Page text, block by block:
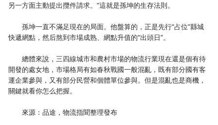
另一方面主動提出攬件請求。”這就是孫坤的生存法則。
孫坤一直不滿足現在的局面。他盤算的，正是先行“占位”縣城
快遞網點，然后熬到市場成熟、網點升值的“出頭日”。
總體來說，三四線城市和農村市場的物流行業現在還是個有待
開發的處女地，市場格局有如春秋戰國一般混亂，既有部分國有客
運企業參與，又有部分民營和個體單位參與。但是混亂也是商機，
關鍵就看你怎么把握。
來源：品途，物流指聞整理發布